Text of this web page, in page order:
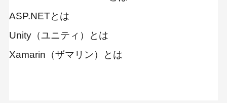
ASP.NETとは
Unity（ユニティ）とは
Xamarin（ザマリン）とは